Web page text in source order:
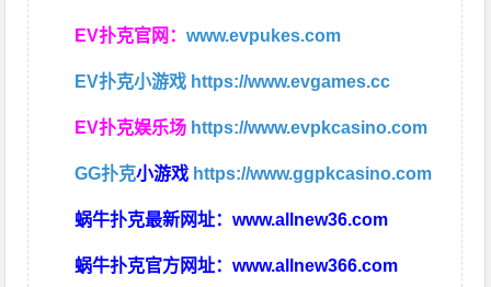
EV扑克官网：www.evpukes.com
EV扑克小游戏 https://www.evgames.cc
EV扑克娱乐场 https://www.evpkcasino.com
GG扑克小游戏 https://www.ggpkcasino.com
蜗牛扑克最新网址：www.allnew36.com
蜗牛扑克官方网址：www.allnew366.com